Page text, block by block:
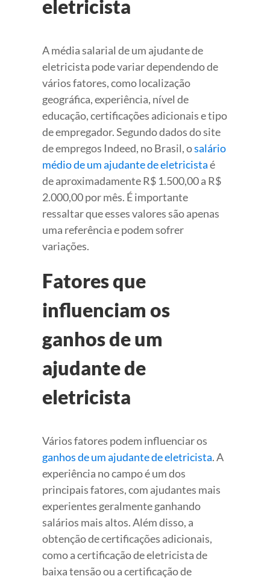
eletricista
A média salarial de um ajudante de
eletricista pode variar dependendo de
vários fatores, como localização
geográfica, experiência, nível de
educação, certificações adicionais e tipo
de empregador. Segundo dados do site
de empregos Indeed, no Brasil, osalário
médio de um ajudante de eletricistaé
de aproximadamente R$ 1.500,00 a R$
2.000,00 por mês. É importante
ressaltar que esses valores são apenas
uma referência e podem sofrer
variações.
Fatores que
influenciam os
ganhos de um
ajudante de
eletricista
Vários fatores podem influenciar os
ganhos de um ajudante de eletricista. A
experiência no campo é um dos
principais fatores, com ajudantes mais
experientes geralmente ganhando
salários mais altos. Além disso, a
obtenção de certificações adicionais,
como a certificação de eletricista de
baixa tensão ou a certificação de